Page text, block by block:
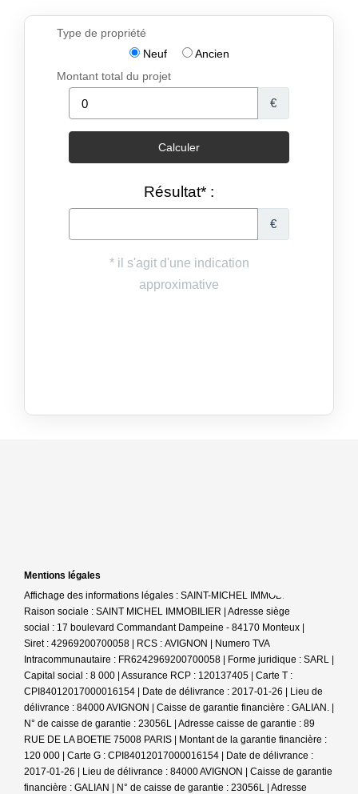
Mentions légales
Affichage des informations légales : SAINT-MICHEL IMMOBILIER |
Raison sociale : SAINT MICHEL IMMOBILIER | Adresse siège
social : 17 boulevard Commandant Dampeine - 84170 Monteux |
Siret : 42969200700058 | RCS : AVIGNON | Numero TVA
Intracommunautaire : FR6242969200700058 | Forme juridique : SARL |
Capital social : 8 000 | Assurance RCP : 120137405 | Carte T :
CPI84012017000016154 | Date de délivrance : 2017-01-26 | Lieu de
délivrance : 84000 AVIGNON | Caisse de garantie financière : GALIAN. |
N° de caisse de garantie : 23056L | Adresse caisse de garantie : 89
RUE DE LA BOETIE 75008 PARIS | Montant de la garantie financière :
120 000 | Carte G : CPI84012017000016154 | Date de délivrance :
2017-01-26 | Lieu de délivrance : 84000 AVIGNON | Caisse de garantie
financière : GALIAN | N° de caisse de garantie : 23056L | Adresse